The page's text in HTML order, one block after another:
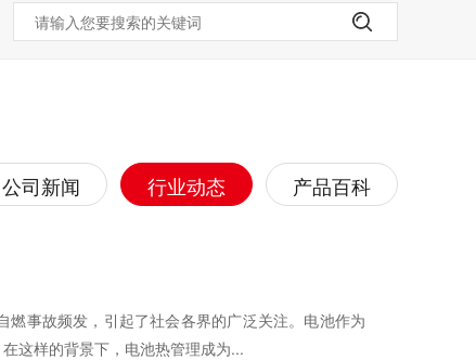
公司新闻 行业动态 产品百科
事故频发，引起了社会各界的广泛关注。电池作为
这样的背景下，电池热管理成为...